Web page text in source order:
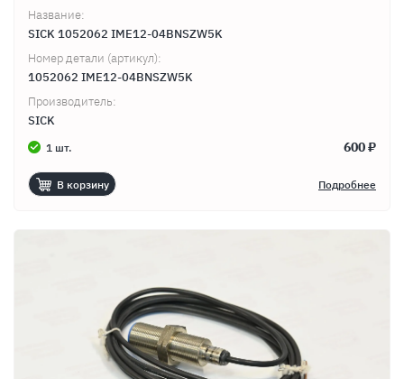
Название:
SICK 1052062 IME12-04BNSZW5K
Номер детали (артикул):
1052062 IME12-04BNSZW5K
Производитель:
SICK
1 шт. 600 ₽
В корзину Подробнее